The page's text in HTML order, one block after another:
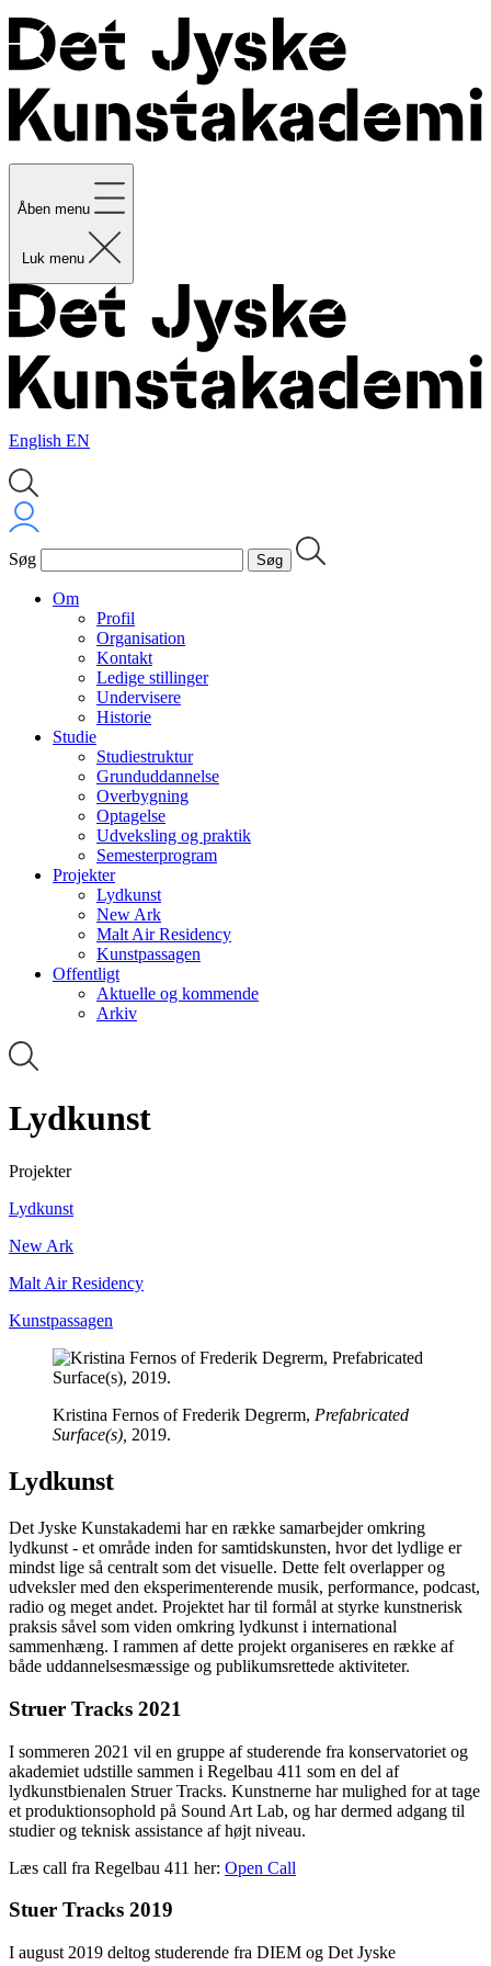
Åben menu
Luk menu
English EN
Søg
Om
Profil
Organisation
Kontakt
Ledige stillinger
Undervisere
Historie
Studie
Studiestruktur
Grunduddannelse
Overbygning
Optagelse
Udveksling og praktik
Semesterprogram
Projekter
Lydkunst
New Ark
Malt Air Residency
Kunstpassagen
Offentligt
Aktuelle og kommende
Arkiv
Lydkunst
Projekter
Lydkunst
New Ark
Malt Air Residency
Kunstpassagen
Kristina Fernos of Frederik Degrerm, Prefabricated
Surface(s), 2019.
Lydkunst
Det Jyske Kunstakademi har en række samarbejder omkring
lydkunst - et område inden for samtidskunsten, hvor det lydlige er
mindst lige så centralt som det visuelle. Dette felt overlapper og
udveksler med den eksperimenterende musik, performance, podcast,
radio og meget andet. Projektet har til formål at styrke kunstnerisk
praksis såvel som viden omkring lydkunst i international
sammenhæng. I rammen af dette projekt organiseres en række af
både uddannelsesmæssige og publikumsrettede aktiviteter.
Struer Tracks 2021
I sommeren 2021 vil en gruppe af studerende fra konservatoriet og
akademiet udstille sammen i Regelbau 411 som en del af
lydkunstbienalen Struer Tracks. Kunstnerne har mulighed for at tage
et produktionsophold på Sound Art Lab, og har dermed adgang til
studier og teknisk assistance af højt niveau.
Læs call fra Regelbau 411 her: Open Call
Stuer Tracks 2019
I august 2019 deltog studerende fra DIEM og Det Jyske